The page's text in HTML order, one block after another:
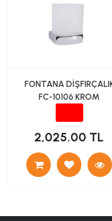
FONTANA
FC-10106 KROM
2,025.00 TL